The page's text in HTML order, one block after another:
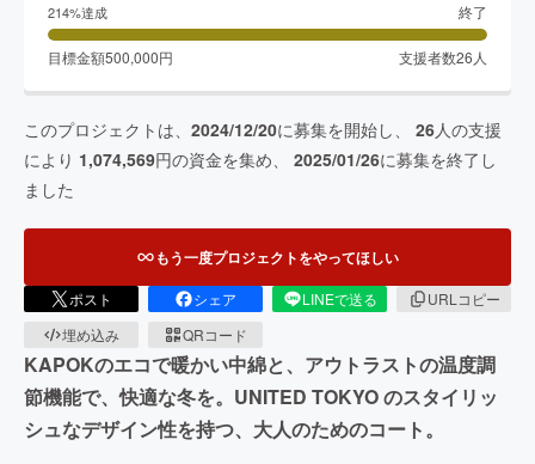
214%達成 終了
目標金額500,000円 支援者数26 人
このプロジェクトは、 2024/12/20に募集を開始し、 26人の支援
により 1,074,569円の資金を集め、 2025/01/26に募集を終了し
ました
もう一度プロジェクトをやってほしい
ポスト シェア LINEで送る
URLコピー
埋め込み
QRコード
KAPOKのエコで暖かい中綿と、アウトラストの温度調
節機能で、快適な冬を。UNITED TOKYO のスタイリッ
シュなデザイン性を持つ、大人のためのコート。